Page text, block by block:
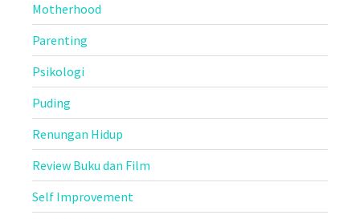
Motherhood
Parenting
Psikologi
Puding
Renungan Hidup
Review Buku dan Film
Self Improvement